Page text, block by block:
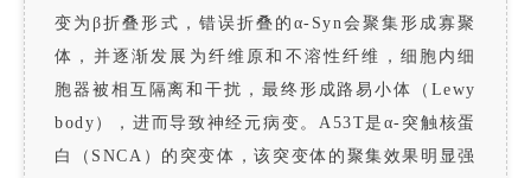
变为β折叠形式，错误折叠的α-Syn会聚集形成寡聚
体，并逐渐发展为纤维原和不溶性纤维，细胞内细
胞器被相互隔离和干扰，最终形成路易小体（Lewy
body），进而导致神经元病变。A53T是α-突触核蛋
白（SNCA）的突变体，该突变体的聚集效果明显强